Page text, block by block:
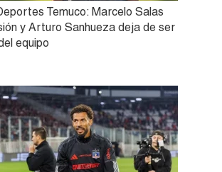
Temuco: Marcelo Salas
y Arturo Sanhueza deja de ser
equipo